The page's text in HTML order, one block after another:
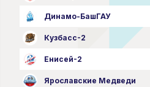
Динамо-БашГАУ
Кузбасс-2
Енисей-2
Ярославские Медведи